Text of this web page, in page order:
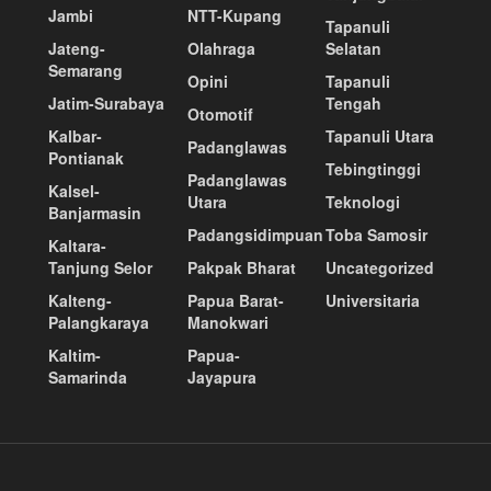
Jambi
Jateng-
Semarang
Jatim-Surabaya
Kalbar-
Pontianak
Kalsel-
Banjarmasin
Kaltara-
Tanjung Selor
Kalteng-
Palangkaraya
Kaltim-
Samarinda
NTT-Kupang
Olahraga
Opini
Otomotif
Padanglawas
Padanglawas
Utara
Padangsidimpuan
Pakpak Bharat
Papua Barat-
Manokwari
Papua-
Jayapura
Tapanuli
Selatan
Tapanuli
Tengah
Tapanuli Utara
Tebingtinggi
Teknologi
Toba Samosir
Uncategorized
Universitaria